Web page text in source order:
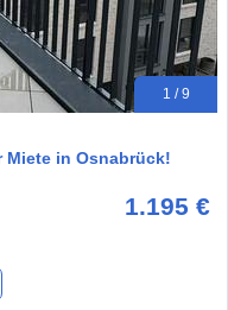
1 / 9
Miete in Osnabrück!
1.195 €